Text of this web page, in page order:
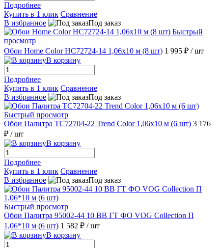
Подробнее
Купить в 1 клик Сравнение
В избранное
Под заказ
Быстрый
просмотр
Обои Home Color HC72724-14 1,06х10 м (8 шт) 1 995 ₽ / шт
В корзину
Подробнее
Купить в 1 клик Сравнение
В избранное
Под заказ
Быстрый просмотр
Обои Палитра TC72704-22 Trend Color 1,06х10 м (6 шт) 3 176
₽ / шт
В корзину
Подробнее
Купить в 1 клик Сравнение
В избранное
Под заказ
Быстрый просмотр
Обои Палитра 95002-44 10 ВВ ГТ ФО VOG Collection П
1,06*10 м (6 шт) 1 582 ₽ / шт
В корзину